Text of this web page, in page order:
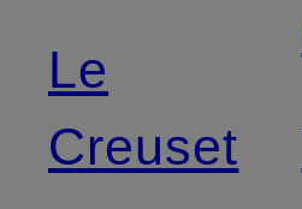
Le
Creuset